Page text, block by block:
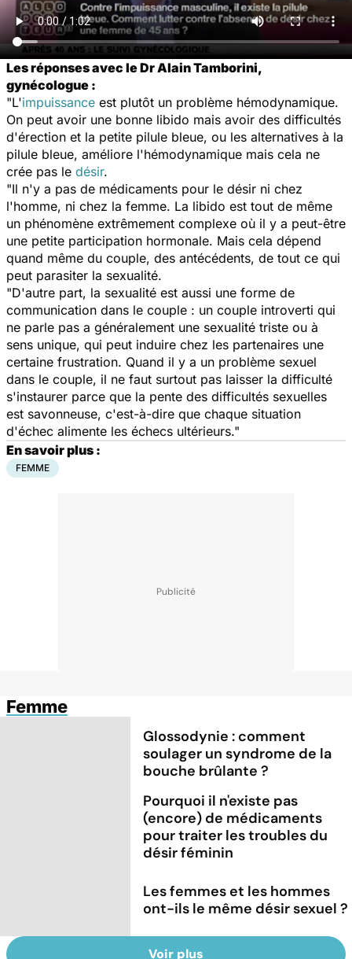
Les réponses avec le Dr Alain Tamborini,
gynécologue :
"L'impuissance est plutôt un problème hémodynamique.
On peut avoir une bonne libido mais avoir des difficultés
d'érection et la petite pilule bleue, ou les alternatives à la
pilule bleue, améliore l'hémodynamique mais cela ne
crée pas le désir.
"Il n'y a pas de médicaments pour le désir ni chez
l'homme, ni chez la femme. La libido est tout de même
un phénomène extrêmement complexe où il y a peut-être
une petite participation hormonale. Mais cela dépend
quand même du couple, des antécédents, de tout ce qui
peut parasiter la sexualité.
"D'autre part, la sexualité est aussi une forme de
communication dans le couple : un couple introverti qui
ne parle pas a généralement une sexualité triste ou à
sens unique, qui peut induire chez les partenaires une
certaine frustration. Quand il y a un problème sexuel
dans le couple, il ne faut surtout pas laisser la difficulté
s'instaurer parce que la pente des difficultés sexuelles
est savonneuse, c'est-à-dire que chaque situation
d'échec alimente les échecs ultérieurs."
En savoir plus :
FEMME
Femme
Glossodynie : comment
soulager un syndrome de la
bouche brûlante ?
Pourquoi il n'existe pas
(encore) de médicaments
pour traiter les troubles du
désir féminin
Les femmes et les hommes
ont-ils le même désir sexuel ?
Voir plus